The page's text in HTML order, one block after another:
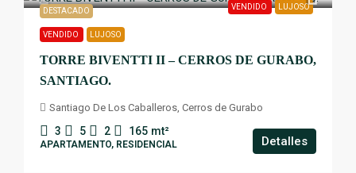
DESTACADO VENDIDO LUJOSO
VENDIDO LUJOSO
TORRE BIVENTTI II – CERROS DE GURABO,
SANTIAGO.
Santiago De Los Caballeros, Cerros de Gurabo
3 5 2 165 mt²
APARTAMENTO, RESIDENCIAL Detalles